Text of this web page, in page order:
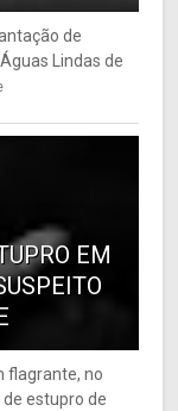
de
Lindas de
EM
flagrante, no
estupro de